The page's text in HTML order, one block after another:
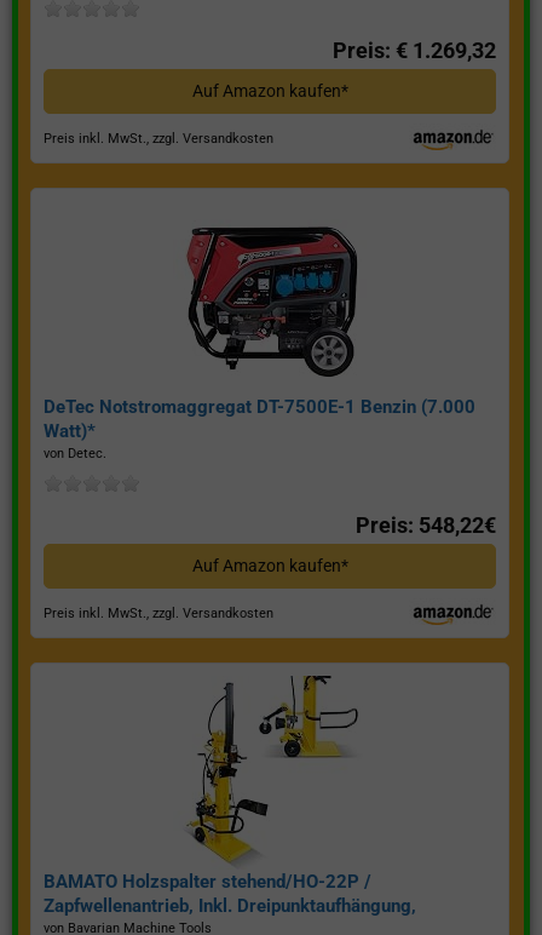
Preis: € 1.269,32
Auf Amazon kaufen*
Preis inkl. MwSt., zzgl. Versandkosten
DeTec Notstromaggregat DT-7500E-1 Benzin (7.000
Watt)*
von Detec.
Preis: 548,22€
Auf Amazon kaufen*
Preis inkl. MwSt., zzgl. Versandkosten
BAMATO Holzspalter stehend/HO-22P /
Zapfwellenantrieb, Inkl. Dreipunktaufhängung,
Spaltkraft 22 Tonnen*
von Bavarian Machine Tools